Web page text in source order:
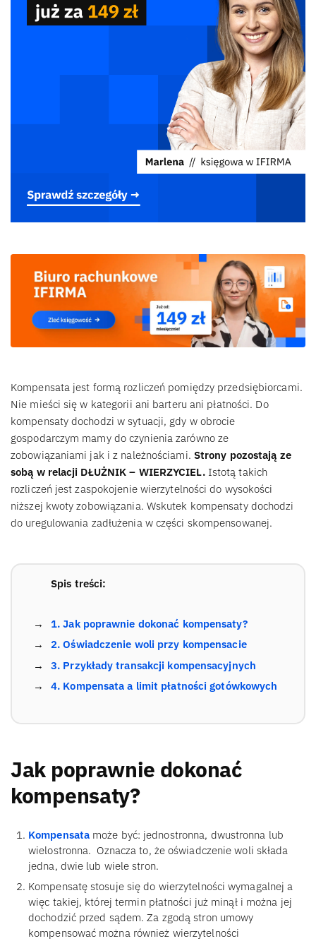
Kompensata jest formą rozliczeń pomiędzy przedsiębiorcami.
Nie mieści się w kategorii ani barteru ani płatności. Do
kompensaty dochodzi w sytuacji, gdy w obrocie
gospodarczym mamy do czynienia zarówno ze
zobowiązaniami jak i z należnościami. Strony pozostają ze
sobą w relacji DŁUŻNIK – WIERZYCIEL.Istotą takich
rozliczeń jest zaspokojenie wierzytelności do wysokości
niższej kwoty zobowiązania. Wskutek kompensaty dochodzi
do uregulowania zadłużenia w części skompensowanej.
Spis treści:
1. Jak poprawnie dokonać kompensaty?
2. Oświadczenie woli przy kompensacie
3. Przykłady transakcji kompensacyjnych
4. Kompensata a limit płatności gotówkowych
Jak poprawnie dokonać
kompensaty?
Kompensata może być: jednostronna, dwustronna lub
wielostronna. Oznacza to, że oświadczenie woli składa
jedna, dwie lub wiele stron.
Kompensatę stosuje się do wierzytelności wymagalnej a
więc takiej, której termin płatności już minął i można jej
dochodzić przed sądem. Za zgodą stron umowy
kompensować można również wierzytelności